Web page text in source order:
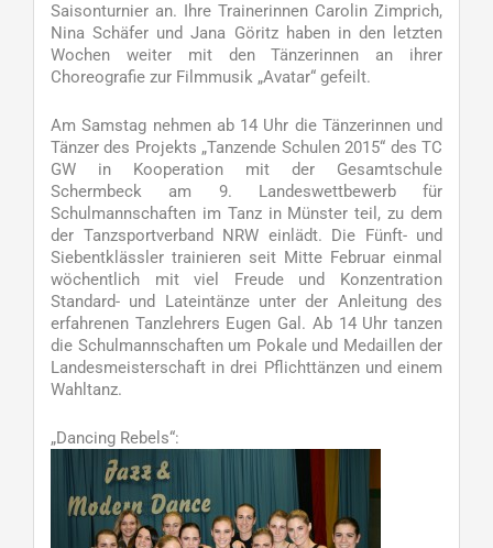
Saisonturnier an. Ihre Trainerinnen Carolin Zimprich,
Nina Schäfer und Jana Göritz haben in den letzten
Wochen weiter mit den Tänzerinnen an ihrer
Choreografie zur Filmmusik „Avatar“ gefeilt.
Am Samstag nehmen ab 14 Uhr die Tänzerinnen und
Tänzer des Projekts „Tanzende Schulen 2015“ des TC
GW in Kooperation mit der Gesamtschule
Schermbeck am 9. Landeswettbewerb für
Schulmannschaften im Tanz in Münster teil, zu dem
der Tanzsportverband NRW einlädt. Die Fünft- und
Siebentklässler trainieren seit Mitte Februar einmal
wöchentlich mit viel Freude und Konzentration
Standard- und Lateintänze unter der Anleitung des
erfahrenen Tanzlehrers Eugen Gal. Ab 14 Uhr tanzen
die Schulmannschaften um Pokale und Medaillen der
Landesmeisterschaft in drei Pflichttänzen und einem
Wahltanz.
„Dancing Rebels“: